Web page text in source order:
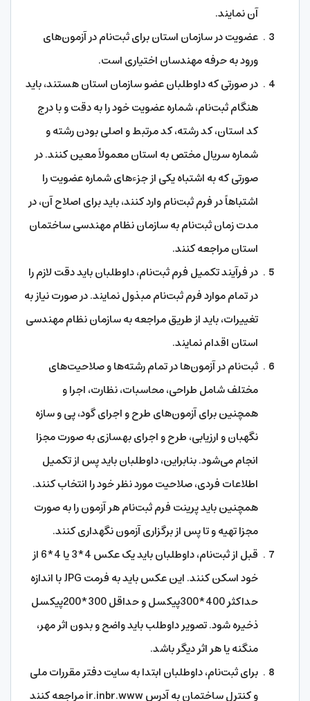
آن نمایند.
عضویت در سازمان استان برای ثبت‌نام در آزمون‌های
ورود به حرفه مهندسان اختیاری است.
در صورتی که داوطلبان عضو سازمان استان هستند، باید
هنگام ثبت‌نام، شماره عضویت خود را به دقت و با درج
کد استان، کد رشته، کد مرتبط و اصلی بودن رشته و
شماره سریال مختص به استان معمولاً معین کنند. در
صورتی که به اشتباه یکی از جزء‌های شماره عضویت را
اشتباهاً در فرم ثبت‌نام وارد کنند، باید برای اصلاح آن، در
مدت زمان ثبت‌نام به سازمان نظام مهندسی ساختمان
استان مراجعه کنند.
در فرآیند تکمیل فرم ثبت‌نام، داوطلبان باید دقت لازم را
در تمام موارد فرم ثبت‌نام مبذول نمایند. در صورت نیاز به
تغییرات، باید از طریق مراجعه به سازمان نظام مهندسی
استان اقدام نمایند.
ثبت‌نام در آزمون‌ها در تمام رشته‌ها و صلاحیت‌های
مختلف شامل طراحی، محاسبات، نظارت، اجرا و
همچنین برای آزمون‌های طرح و اجرای گود، پی و سازه
نگهبان و ارزیابی، طرح و اجرای بهسازی به صورت مجزا
انجام می‌شود. بنابراین، داوطلبان باید پس از تکمیل
اطلاعات فردی، صلاحیت مورد نظر خود را انتخاب کنند.
همچنین باید پرینت فرم ثبت‌نام هر آزمون را به صورت
مجزا تهیه و تا پس از برگزاری آزمون نگهداری کنند.
قبل از ثبت‌نام، داوطلبان باید یک عکس 4*3 یا 4*6 از
خود اسکن کنند. این عکس باید به فرمت JPG با اندازه
حداکثر 400*300پیکسل و حداقل 300*200پیکسل
ذخیره شود. تصویر داوطلب باید واضح و بدون اثر مهر،
منگنه یا هر اثر دیگر باشد.
برای ثبت‌نام، داوطلبان ابتدا به سایت دفتر مقررات ملی
و کنترل ساختمان به آدرس ir.inbr.www مراجعه کنند